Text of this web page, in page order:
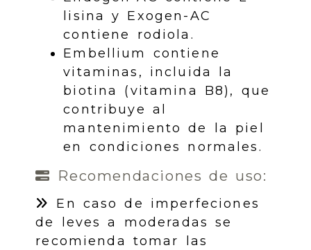
lisina y Exogen-AC
contiene rodiola.
Embellium contiene
vitaminas, incluida la
biotina (vitamina B8), que
contribuye al
mantenimiento de la piel
en condiciones normales.
Recomendaciones de uso:
En caso de imperfeciones
de leves a moderadas se
recomienda tomar las